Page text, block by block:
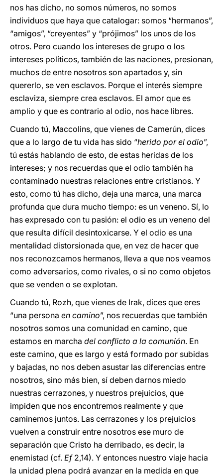
nos has dicho, no somos números, no somos
individuos que haya que catalogar: somos “hermanos”,
“amigos”, “creyentes” y “prójimos” los unos de los
otros. Pero cuando los intereses de grupo o los
intereses políticos, también de las naciones, presionan,
muchos de entre nosotros son apartados y, sin
quererlo, se ven esclavos. Porque el interés siempre
esclaviza, siempre crea esclavos. El amor que es
amplio y que es contrario al odio, nos hace libres.
Cuando tú, Maccolins, que vienes de Camerún, dices
que a lo largo de tu vida has sido “herido por el odio”,
tú estás hablando de esto, de estas heridas de los
intereses; y nos recuerdas que el odio también ha
contaminado nuestras relaciones entre cristianos. Y
esto, como tú has dicho, deja una marca, una marca
profunda que dura mucho tiempo: es un veneno. Sí, lo
has expresado con tu pasión: el odio es un veneno del
que resulta difícil desintoxicarse. Y el odio es una
mentalidad distorsionada que, en vez de hacer que
nos reconozcamos hermanos, lleva a que nos veamos
como adversarios, como rivales, o si no como objetos
que se venden o se explotan.
Cuando tú, Rozh, que vienes de Irak, dices que eres
“una persona en camino”, nos recuerdas que también
nosotros somos una comunidad en camino, que
estamos en marcha del conflicto a la comunión. En
este camino, que es largo y está formado por subidas
y bajadas, no nos deben asustar las diferencias entre
nosotros, sino más bien, sí deben darnos miedo
nuestras cerrazones, y nuestros prejuicios, que
impiden que nos encontremos realmente y que
caminemos juntos. Las cerrazones y los prejuicios
vuelven a construir entre nosotros ese muro de
separación que Cristo ha derribado, es decir, la
enemistad (cf. Ef2,14). Y entonces nuestro viaje hacia
la unidad plena podrá avanzar en la medida en que